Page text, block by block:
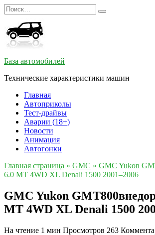
Перейти
к
содержанию
Search
for:
База автомобилей
Технические характеристики машин
Главная
Автоприколы
Тест-драйвы
Аварии (18+)
Новости
Анимация
Автогонки
Главная страница » GMC » GMC Yukon
6.0 MT 4WD XL Denali 1500 2001–2006
GMC Yukon
MT 4WD XL Denali 1500
На чтение 1 мин Просмотров 263